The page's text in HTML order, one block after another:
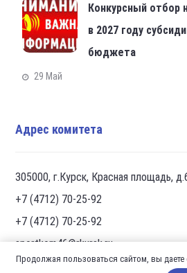
Конкурсный отбор
в 2027 году
бюджета
29 Май
Адрес комитета
305000, г.Курск, Красная площадь,
+7 (4712) 70-25-92
+7 (4712) 70-25-92
sportkom46@rkursk.ru
Продолжая пользоваться сайтом, вы даете